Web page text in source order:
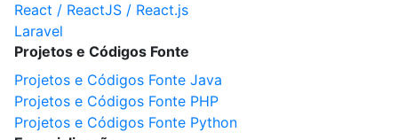
React / ReactJS / React.js
Laravel
Projetos e Códigos Fonte
Projetos e Códigos Fonte Java
Projetos e Códigos Fonte PHP
Projetos e Códigos Fonte Python